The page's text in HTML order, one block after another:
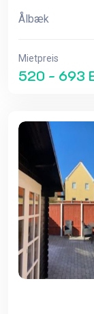
Ålbæk
Mietpreis
520 - 693